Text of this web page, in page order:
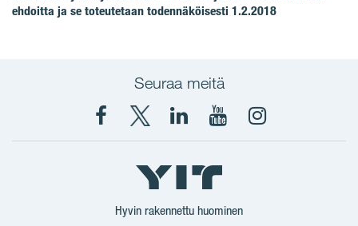
ehdoitta ja se toteutetaan todennäköisesti 1.2.2018
Seuraa meitä
Facebook
X
YIT
Suomi
YIT
Corporation
YIT
Corporation
Instagram
Hyvin rakennettu huominen